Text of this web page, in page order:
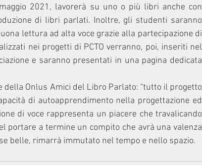
2021, lavorerà su uno o più libri anche con
di libri parlati. Inoltre, gli studenti saranno
lettura ad alta voce grazie alla partecipazione di
nei progetti di PCTO verranno, poi, inseriti nel
e saranno presentati in una pagina dedicata
Onlus Amici del Libro Parlato: “tutto il progetto
di autoapprendimento nella progettazione ed
di voce rappresenta un piacere che travalicando
portare a termine un compito che avrà una valenza
belle, rimarrà immutato nel tempo e nello spazio.